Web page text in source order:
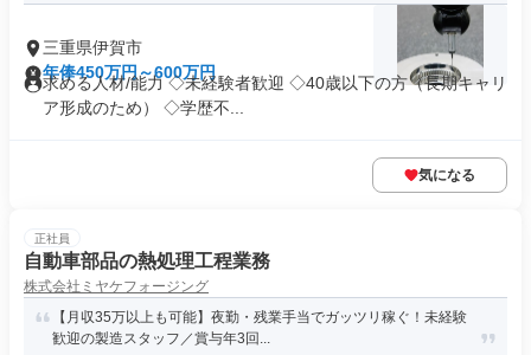
三重県伊賀市
年俸450万円～600万円
求める人材/能力 ◇未経験者歓迎 ◇40歳以下の方（長期キャリ
ア形成のため） ◇学歴不...
気になる
正社員
自動車部品の熱処理工程業務
株式会社ミヤケフォージング
【月収35万以上も可能】夜勤・残業手当でガッツリ稼ぐ！未経験
歓迎の製造スタッフ／賞与年3回...